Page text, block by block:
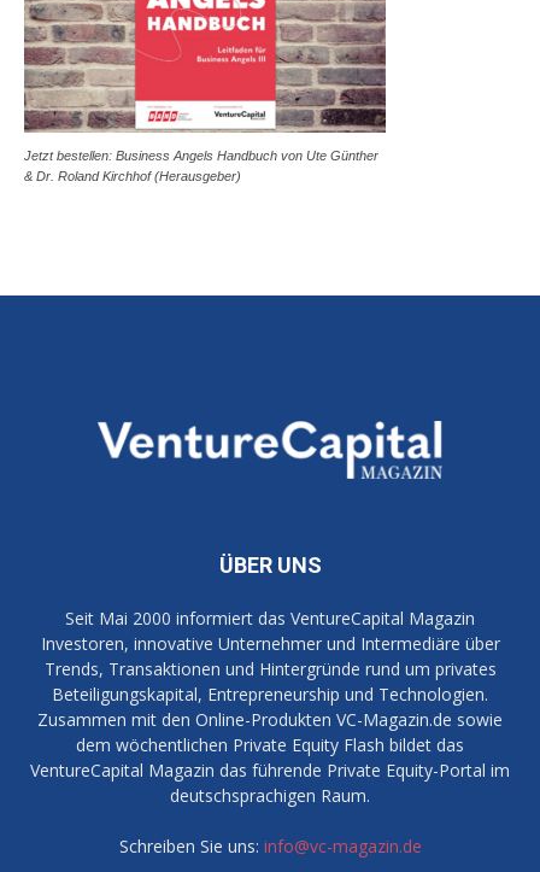
Jetzt bestellen: Business Angels Handbuch von Ute Günther
& Dr. Roland Kirchhof (Herausgeber)
ÜBER UNS
Seit Mai 2000 informiert das VentureCapital Magazin
Investoren, innovative Unternehmer und Intermediäre über
Trends, Transaktionen und Hintergründe rund um privates
Beteiligungskapital, Entrepreneurship und Technologien.
Zusammen mit den Online-Produkten VC-Magazin.de sowie
dem wöchentlichen Private Equity Flash bildet das
VentureCapital Magazin das führende Private Equity-Portal im
deutschsprachigen Raum.
Schreiben Sie uns: info@vc-magazin.de